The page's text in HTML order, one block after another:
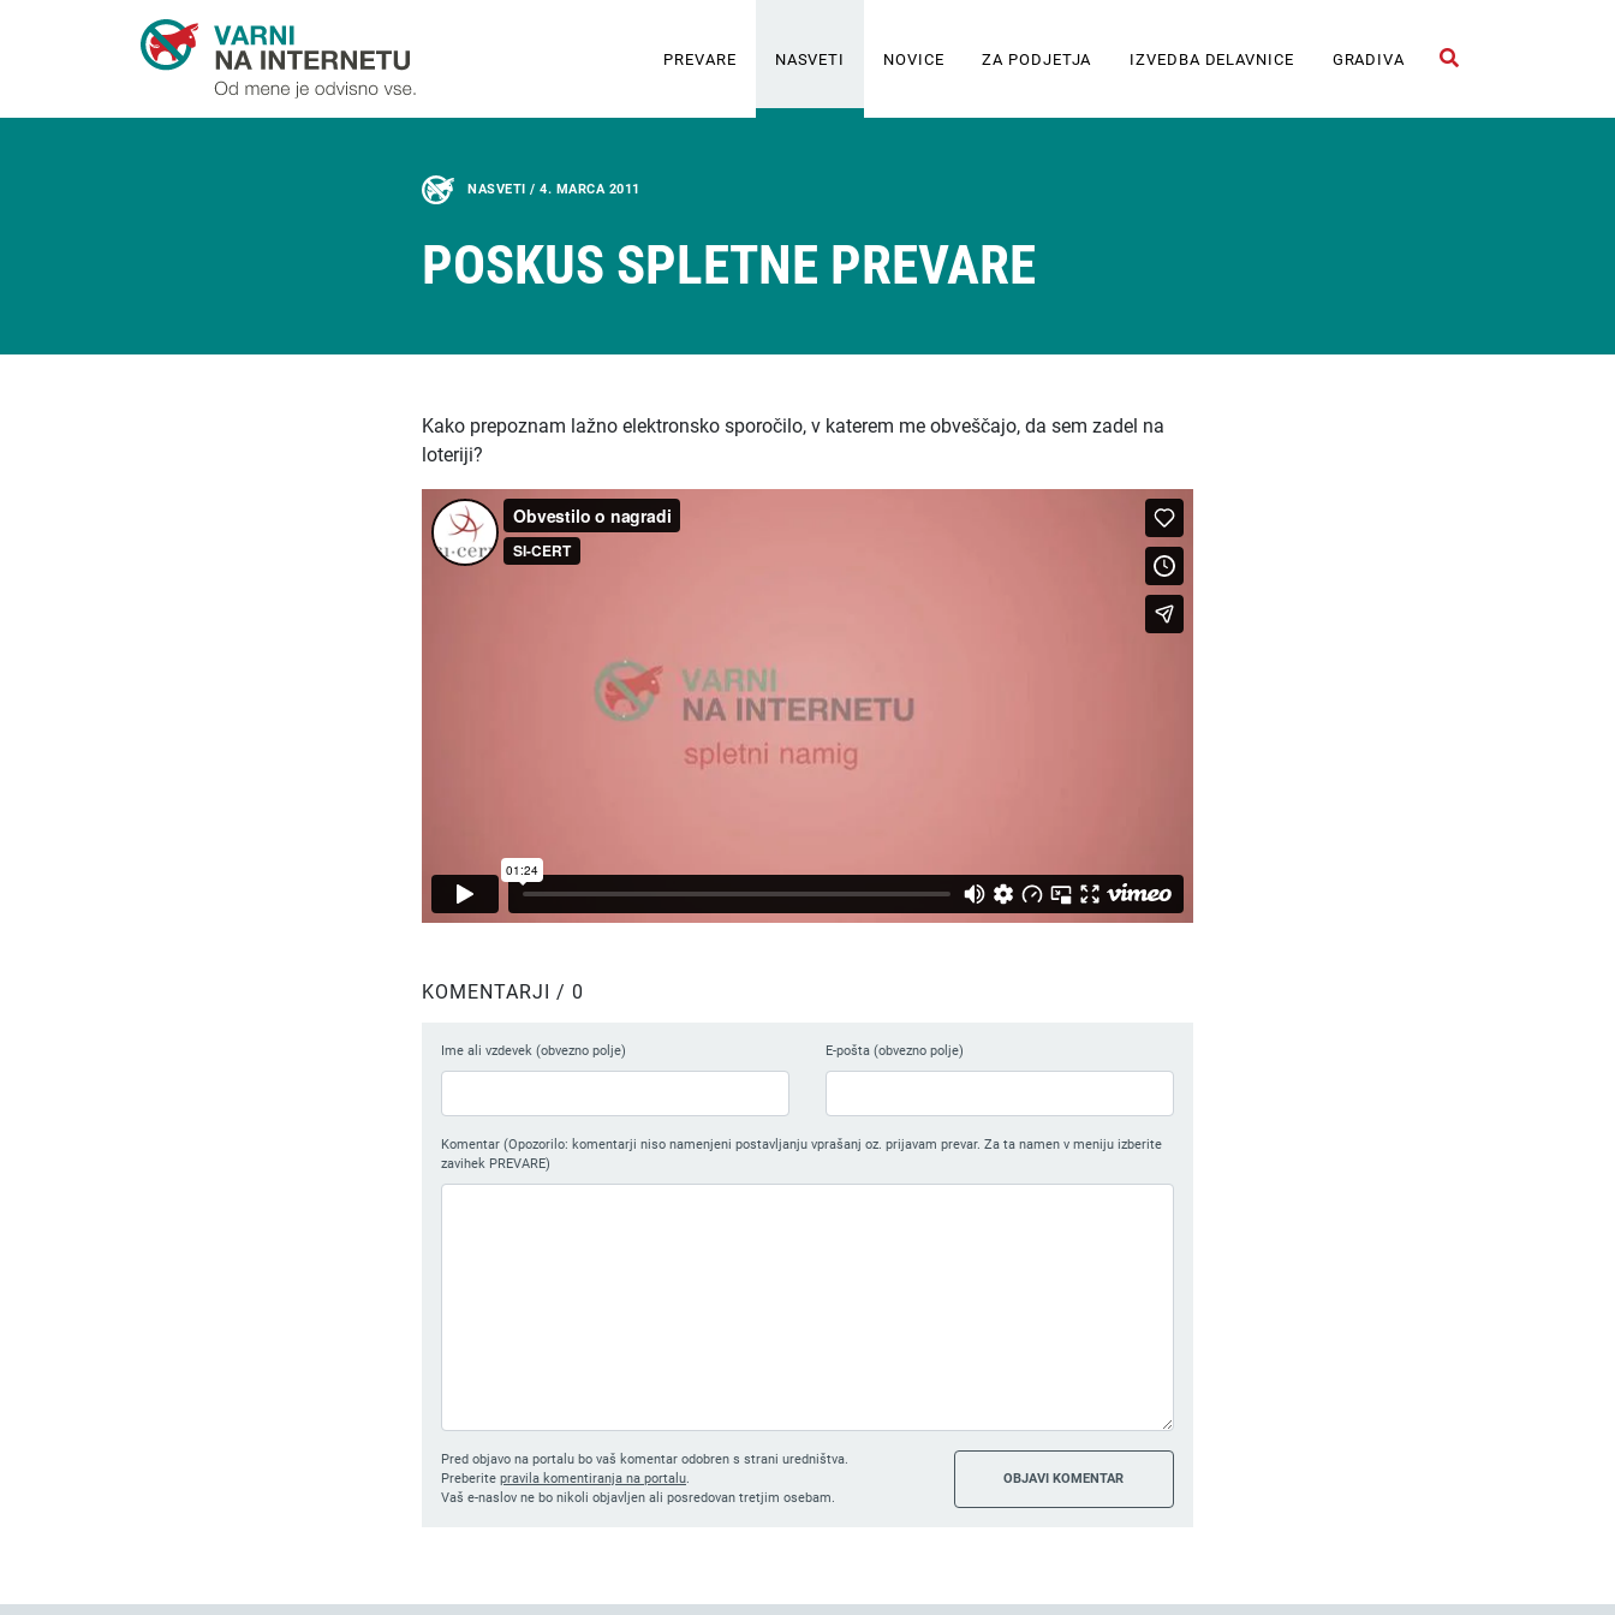
PREVARE NASVETI NOVICE ZA PODJETJA IZVEDBA DELAVNICE GRADIVA
NASVETI /4. MARCA 2011
POSKUS SPLETNE PREVARE
Kako prepoznam lažno elektronsko sporočilo, v katerem me obveščajo, da sem zadel na
loteriji?
KOMENTARJI / 0
Ime ali vzdevek (obvezno polje) E-pošta (obvezno polje)
Komentar (Opozorilo: komentarji niso namenjeni postavljanju vprašanj oz. prijavam prevar. Za ta namen v meniju izberite
zavihek PREVARE)
Pred objavo na portalu bo vaš komentar odobren s strani uredništva.
Preberite pravila komentiranja na portalu.
Vaš e-naslov ne bo nikoli objavljen ali posredovan tretjim osebam.